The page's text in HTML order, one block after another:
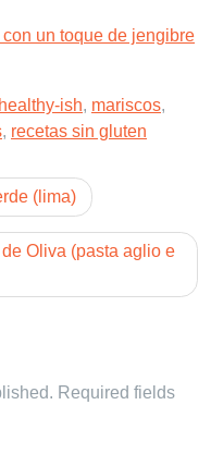
healthy-ish, mariscos,
, recetas sin gluten
(lima)
Oliva (pasta aglio e
Required fields